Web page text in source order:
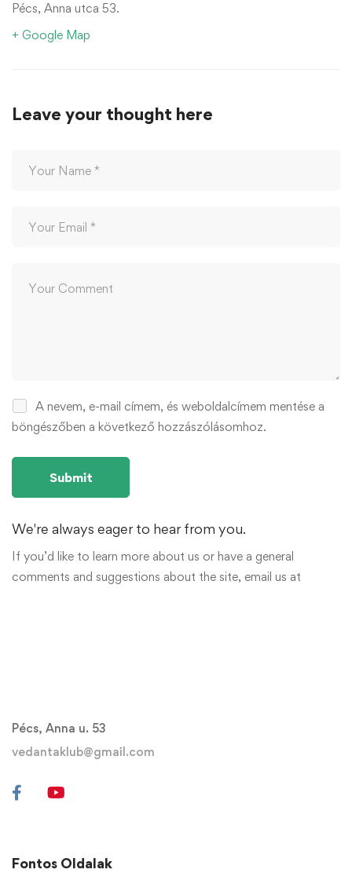
Pécs, Anna utca 53.
+ Google Map
Leave your thought here
A nevem, e-mail címem, és weboldalcímem mentése a
böngészőben a következő hozzászólásomhoz.
We're always eager to hear from you.
If you’d like to learn more about us or have a general
comments and suggestions about the site, email us at
Pécs, Anna u. 53
vedantaklub@gmail.com
Fontos Oldalak